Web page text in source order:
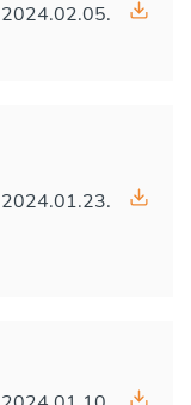
2024.02.05.
2024.01.23.